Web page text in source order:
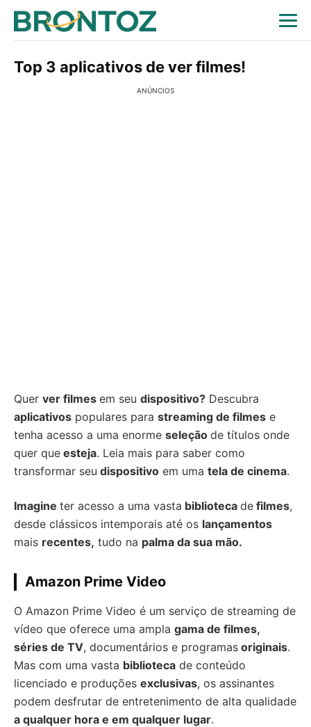
Top 3 aplicativos de ver filmes!
ANÚNCIOS
Quer ver filmes em seu dispositivo? Descubra
aplicativos populares para streaming de filmes e
tenha acesso a uma enorme seleção de títulos onde
quer que esteja. Leia mais para saber como
transformar seu dispositivo em uma tela de cinema.
Imagine ter acesso a uma vasta biblioteca de filmes,
desde clássicos intemporais até os lançamentos
mais recentes, tudo na palma da sua mão.
Amazon Prime Video
O Amazon Prime Video é um serviço de streaming de
vídeo que oferece uma ampla gama de filmes,
séries de TV, documentários e programas originais.
Mas com uma vasta biblioteca de conteúdo
licenciado e produções exclusivas, os assinantes
podem desfrutar de entretenimento de alta qualidade
a qualquer hora e em qualquer lugar.